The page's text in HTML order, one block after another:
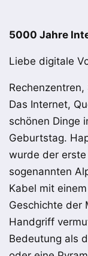
5000 Jahre
Liebe digitale
Das Internet,
schönen Dinge
Geburtstag.
wurde der
sogenannten
Kabel mit
Geschichte der
Handgriff
Bedeutung als